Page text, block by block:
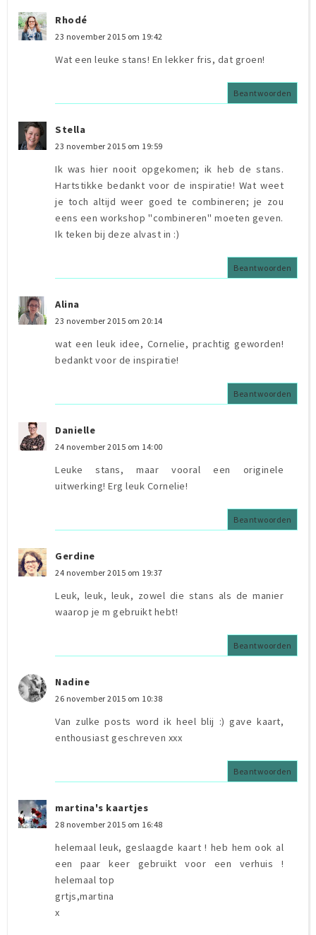
Rhodé
23 november 2015 om 19:42
Wat een leuke stans! En lekker fris, dat groen!
Beantwoorden
Stella
23 november 2015 om 19:59
Ik was hier nooit opgekomen; ik heb de stans.
Hartstikke bedankt voor de inspiratie! Wat weet
je toch altijd weer goed te combineren; je zou
eens een workshop "combineren" moeten geven.
Ik teken bij deze alvast in :)
Beantwoorden
Alina
23 november 2015 om 20:14
wat een leuk idee, Cornelie, prachtig geworden!
bedankt voor de inspiratie!
Beantwoorden
Danielle
24 november 2015 om 14:00
Leuke stans, maar vooral een originele
uitwerking! Erg leuk Cornelie!
Beantwoorden
Gerdine
24 november 2015 om 19:37
Leuk, leuk, leuk, zowel die stans als de manier
waarop je m gebruikt hebt!
Beantwoorden
Nadine
26 november 2015 om 10:38
Van zulke posts word ik heel blij :) gave kaart,
enthousiast geschreven xxx
Beantwoorden
martina's kaartjes
28 november 2015 om 16:48
helemaal leuk, geslaagde kaart ! heb hem ook al
een paar keer gebruikt voor een verhuis !
helemaal top
grtjs,martina
x